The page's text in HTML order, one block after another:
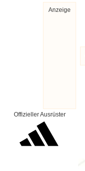
Anzeige
Offizieller Ausrüster